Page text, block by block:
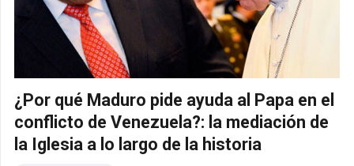
¿Por qué Maduro pide ayuda al Papa en el
conflicto de Venezuela?: la mediación de
la Iglesia a lo largo de la historia